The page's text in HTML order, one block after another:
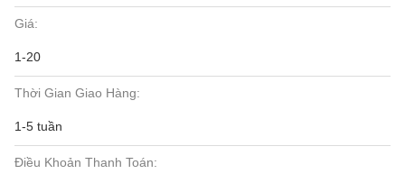
Giá:
1-20
Thời Gian Giao Hàng:
1-5 tuần
Điều Khoản Thanh Toán: